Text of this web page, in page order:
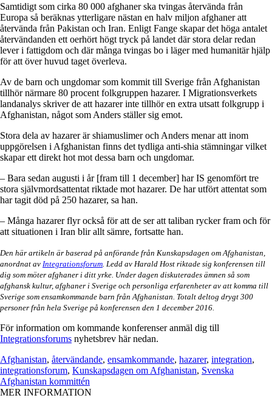
Samtidigt som cirka 80 000 afghaner ska tvingas återvända från
Europa så beräknas ytterligare nästan en halv miljon afghaner att
återvända från Pakistan och Iran. Enligt Fange skapar det höga antalet
återvändanden ett oerhört högt tryck på landet där stora delar redan
lever i fattigdom och där många tvingas bo i läger med humanitär hjälp
för att över huvud taget överleva.
Av de barn och ungdomar som kommit till Sverige från Afghanistan
tillhör närmare 80 procent folkgruppen hazarer. I Migrationsverkets
landanalys skriver de att hazarer inte tillhör en extra utsatt folkgrupp i
Afghanistan, något som Anders ställer sig emot.
Stora dela av hazarer är shiamuslimer och Anders menar att inom
uppgörelsen i Afghanistan finns det tydliga anti-shia stämningar vilket
skapar ett direkt hot mot dessa barn och ungdomar.
– Bara sedan augusti i år [fram till 1 december] har IS genomfört tre
stora självmordsattentat riktade mot hazarer. De har utfört attentat som
har tagit död på 250 hazarer, sa han.
– Många hazarer flyr också för att de ser att taliban rycker fram och för
att situationen i Iran blir allt sämre, fortsatte han.
Den här artikeln är baserad på anförande från Kunskapsdagen om Afghanistan,
anordnat av Integrationsforum . Ledd av Harald Host riktade sig konferensen till
dig som möter afghaner i ditt yrke. Under dagen diskuterades ämnen så som
afghansk kultur, afghaner i Sverige och personliga erfarenheter av att komma till
Sverige som ensamkommande barn från Afghanistan. Totalt deltog drygt 300
personer från hela Sverige på konferensen den 1 december 2016.
För information om kommande konferenser anmäl dig till
Integrationsforums nyhetsbrev här nedan.
Afghanistan, återvändande, ensamkommande, hazarer, integration,
integrationsforum, Kunskapsdagen om Afghanistan, Svenska
Afghanistan kommittén
MER INFORMATION